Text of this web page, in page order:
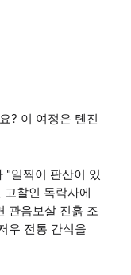
? 이 여정은 톈진
"일찍이 판산이 있
찰인 독락사에
관음보살 진흙 조
우 전통 간식을